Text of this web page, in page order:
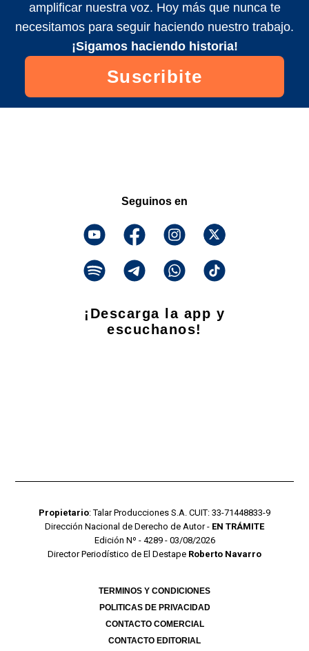
amplificar nuestra voz. Hoy más que nunca te
necesitamos para seguir haciendo nuestro trabajo.
¡Sigamos haciendo historia!
Suscribite
Seguinos en
¡Descarga la app y
escuchanos!
Propietario: Talar Producciones S.A. CUIT: 33-71448833-9
Dirección Nacional de Derecho de Autor - EN TRÁMITE
Edición Nº - 4289 - 03/08/2026
Director Periodístico de El Destape Roberto Navarro
TERMINOS Y CONDICIONES
POLITICAS DE PRIVACIDAD
CONTACTO COMERCIAL
CONTACTO EDITORIAL